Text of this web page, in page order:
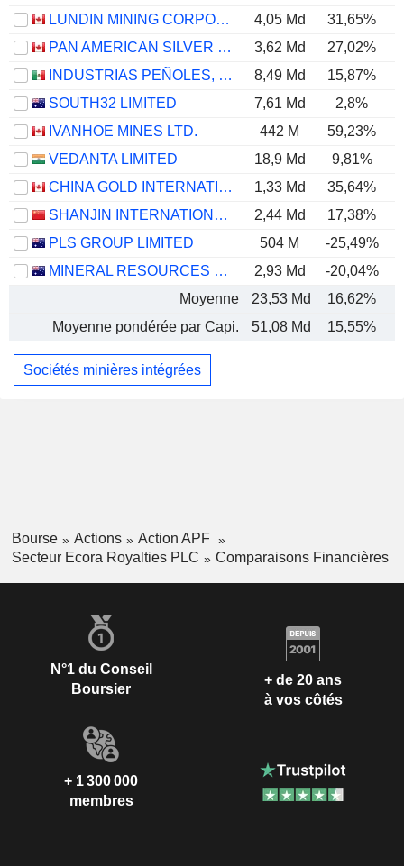
LUNDIN MINING CORPORATION
4,05 Md 31,65%
PAN AMERICAN SILVER CORP.
3,62 Md 27,02%
INDUSTRIAS PEÑOLES, S.A.B. DE C.V.
8,49 Md 15,87%
SOUTH32 LIMITED
7,61 Md 2,8%
IVANHOE MINES LTD.
442 M 59,23%
VEDANTA LIMITED
18,9 Md 9,81%
CHINA GOLD INTERNATIONAL RESOURCES CORP. LTD.
1,33 Md 35,64%
SHANJIN INTERNATIONAL GOLD CO., LTD.
2,44 Md 17,38%
PLS GROUP LIMITED
504 M -25,49%
MINERAL RESOURCES LIMITED
2,93 Md
-20,04%
Moyenne
23,53 Md 16,62%
Moyenne pondérée par Capi.
51,08 Md 15,55%
Sociétés minières intégrées
Bourse Actions
Action APF
Secteur Ecora Royalties PLC
Comparaisons Financières
N°1 du Conseil
Boursier
+ de 20 ans
à vos côtés
+ 1 300 000
membres